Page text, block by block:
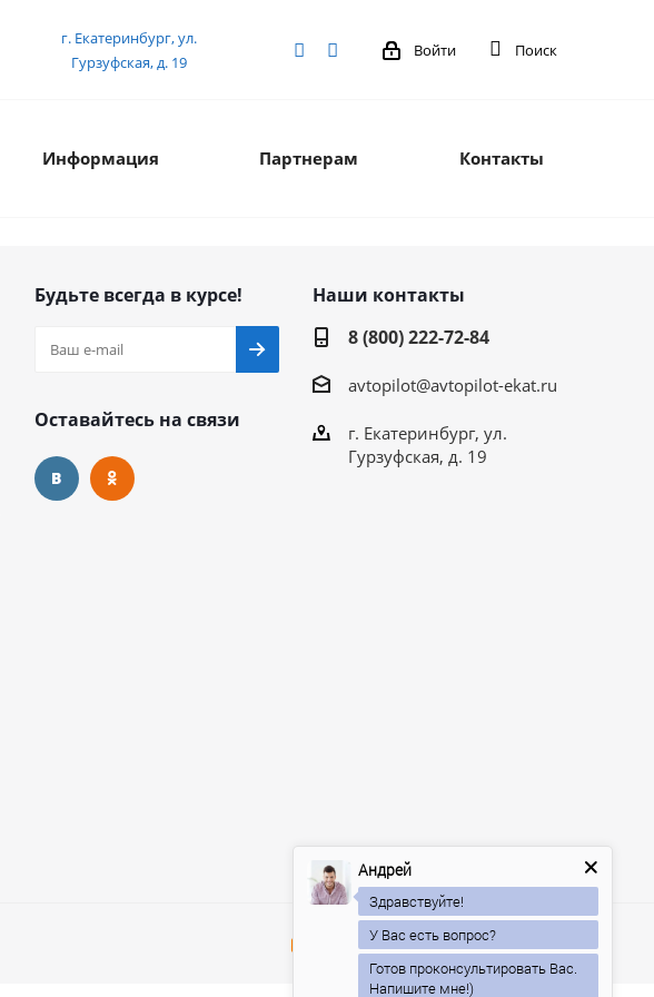
г. Екатеринбург, ул.
Гурзуфская, д. 19
Войти Поиск
Информация Партнерам Контакты
Будьте всегда в курсе!
Оставайтесь на связи
Наши контакты
8 (800) 222-72-84
avtopilot@avtopilot-ekat.ru
г. Екатеринбург, ул.
Гурзуфская, д. 19
Андрей
Здравствуйте!
У Вас есть вопрос?
Готов проконсультировать Вас.
Напишите мне!)